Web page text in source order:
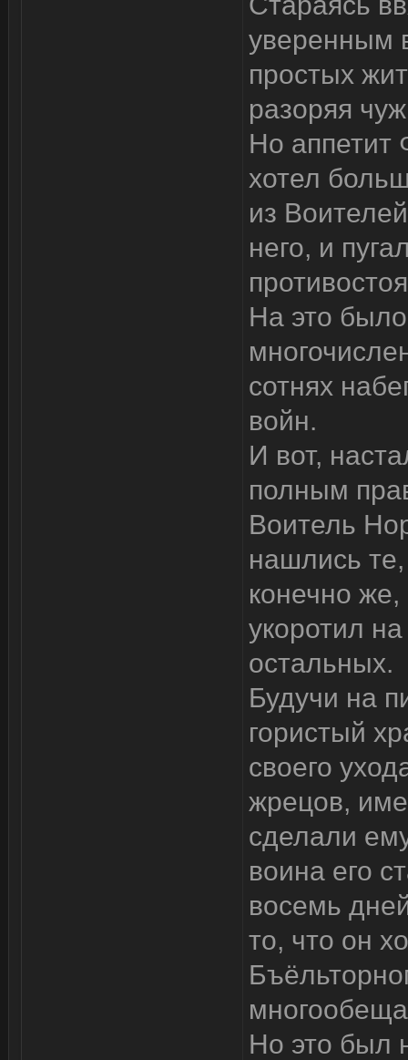
уверенным
простых
разоряя
Но аппетит
хотел
из
него, и
На это
сотнях
войн.
И вот,
полным
Воитель
нашлись
конечно
укоротил
остальных.
Будучи на
гористый
своего
жрецов,
сделали
воина его
восемь
то, что он
Но это был